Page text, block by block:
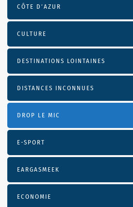
CÔTE D’AZUR
CULTURE
DESTINATIONS LOINTAINES
DISTANCES INCONNUES
DROP LE MIC
E-SPORT
EARGASMEEK
ECONOMIE